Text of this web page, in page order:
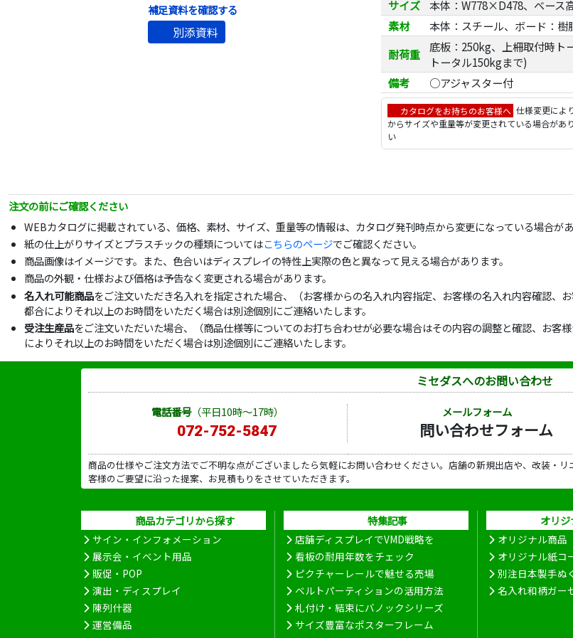
サイズ 本体：W778×D478、ベース
素材
本体：スチール、ボード：樹
耐荷重
底板：250kg、上柵取付時ト
トータル150kgまで)
備考
○アジャスター付
カタログをお持ちのお客様へ 仕様変更によ
からサイズや重量等が変更されている場合があ
い
補足資料を確認する
別添資料
注文の前にご確認ください
WEBカタログに掲載されている、価格、素材、サイズ、重量等の情報は、カタログ発刊時点から変更になっている場合が
紙の仕上がりサイズとプラスチックの種類についてはこちらのページでご確認ください。
商品画像はイメージです。また、色合いはディスプレイの特性上実際の色と異なって見える場合があります。
商品の外観・仕様および価格は予告なく変更される場合があります。
名入れ可能商品をご注文いただき名入れを指定された場合、（お客様からの名入れ内容指定、お客様の名入れ内容確認、
都合によりそれ以上のお時間をいただく場合は別途個別にご連絡いたします。
受注生産品をご注文いただいた場合、（商品仕様等についてのお打ち合わせが必要な場合はその内容の調整と確認、お客
によりそれ以上のお時間をいただく場合は別途個別にご連絡いたします。
ミセダスへのお問い合わせ
電話番号（平日10時～17時）
072-752-5847
メールフォーム
問い合わせフォーム
商品の仕様やご注文方法でご不明な点がございましたら気軽にお問い合わせください。店舗の新規出店や、改装・
客様のご要望に沿った提案、お見積もりをさせていただきます。
商品カテゴリから探す
サイン・インフォメーション
展示会・イベント用品
販促・POP
演出・ディスプレイ
陳列什器
運営備品
特集記事
店舗ディスプレイでVMD戦略を
看板の耐用年数をチェック
ピクチャーレールで魅せる売場
ベルトパーティションの活用方法
札付け・結束にバノックシリーズ
サイズ豊富なポスターフレーム
オリ
オリジナル商品
オリジナル紙コ
別注日本製手ぬ
名入れ和柄ガー